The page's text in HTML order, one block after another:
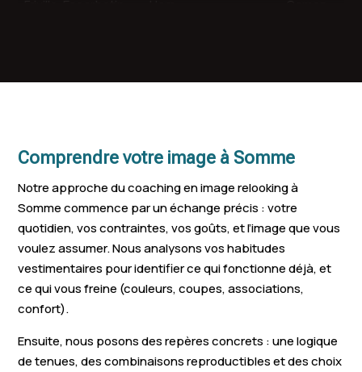
Ailly-sur-Noye Mers-les-Bains
Pont-de-
Feuquières-en-
Vimeu
Gamaches
Saint-
Somme
Cayeux-sur-Mer
Poix-de-Picardie
Vignacourt
Airaines
Chaulnes
Le Crotoy
Saint-Léger-lès-
Domart
Fouilloy
Comprendre votre image à Somme
Notre approche du coaching en image relooking à
Somme commence par un échange précis : votre
quotidien, vos contraintes, vos goûts, et l’image que vous
voulez assumer. Nous analysons vos habitudes
vestimentaires pour identifier ce qui fonctionne déjà, et
ce qui vous freine (couleurs, coupes, associations,
confort).
Ensuite, nous posons des repères concrets : une logique
de tenues, des combinaisons reproductibles et des choix